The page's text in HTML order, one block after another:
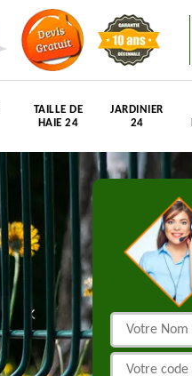
TAILLE DE
HAIE 24
JARDINIER
24